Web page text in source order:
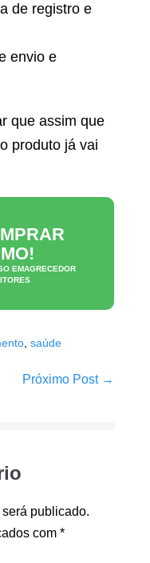
de registro e
envio e
que assim que
produto já vai
EMAGRECEDOR
saúde
Próximo Post →
publicado.
com *